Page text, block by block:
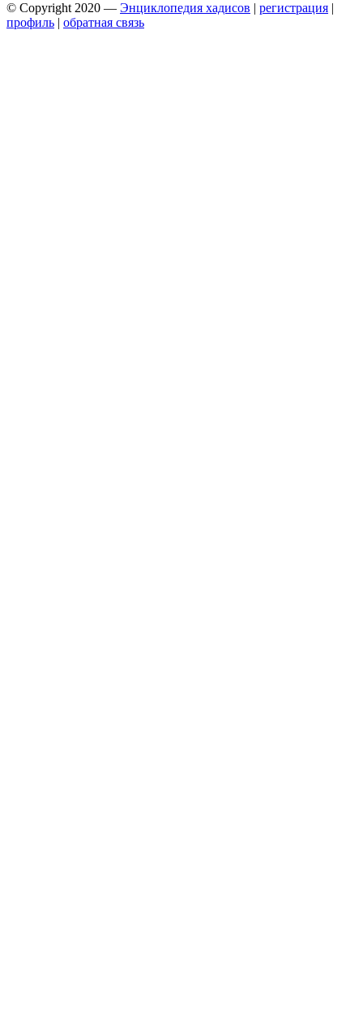
© Copyright 2020 — Энциклопедия хадисов | регистрация |
профиль | обратная связь